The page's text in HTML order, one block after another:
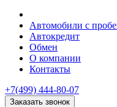
Автомобили с
Автокредит
Обмен
О компании
Контакты
+7(499) 444-80-07
Заказать звонок